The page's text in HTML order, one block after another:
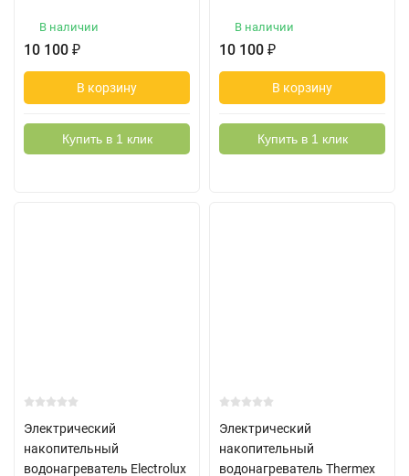
В наличии
10 100 ₽
В корзину
Купить в 1 клик
В наличии
10 100 ₽
В корзину
Купить в 1 клик
Электрический
накопительный
водонагреватель Electrolux
Электрический
накопительный
водонагреватель Thermex